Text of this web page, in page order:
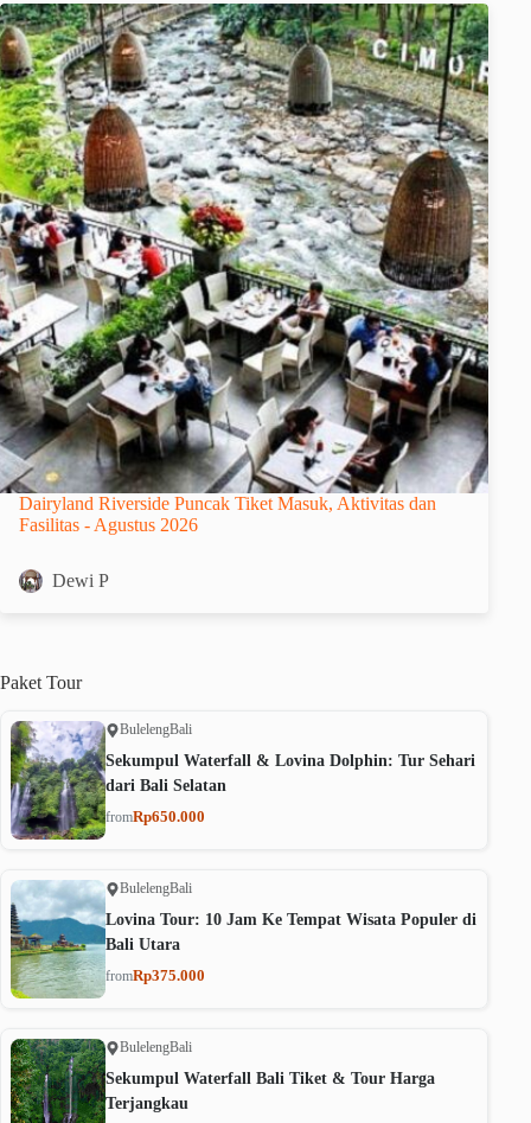
Dairyland Riverside Puncak Tiket Masuk, Aktivitas dan
Fasilitas - Agustus 2026
Dewi P
Paket Tour
BulelengBali
Sekumpul Waterfall & Lovina Dolphin: Tur Sehari
dari Bali Selatan
fromRp650.000
BulelengBali
Lovina Tour: 10 Jam Ke Tempat Wisata Populer di
Bali Utara
fromRp375.000
BulelengBali
Sekumpul Waterfall Bali Tiket & Tour Harga
Terjangkau